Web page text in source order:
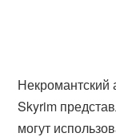
Некромантский
Skyrim
могут